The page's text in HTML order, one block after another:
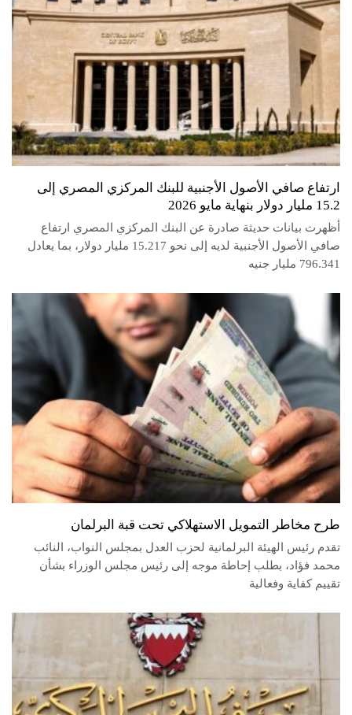
ارتفاع صافي الأصول الأجنبية للبنك المركزي المصري إلى
15.2 مليار دولار بنهاية مايو 2026
أظهرت بيانات حديثة صادرة عن البنك المركزي المصري ارتفاع
صافي الأصول الأجنبية لديه إلى نحو 15.217 مليار دولار، بما يعادل
796.341 مليار جنيه
طرح مخاطر التمويل الاستهلاكي تحت قبة البرلمان
تقدم رئيس الهيئة البرلمانية لحزب العدل بمجلس النواب، النائب
محمد فؤاد، بطلب إحاطة موجه إلى رئيس مجلس الوزراء بشأن
تقييم كفاية وفعالية